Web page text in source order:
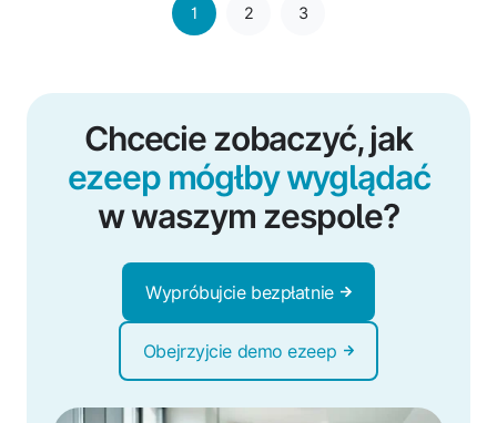
1 2 3
Chcecie zobaczyć, jak
ezeep mógłby wyglądać
w waszym zespole?
Wypróbujcie bezpłatnie
Obejrzyjcie demo ezeep